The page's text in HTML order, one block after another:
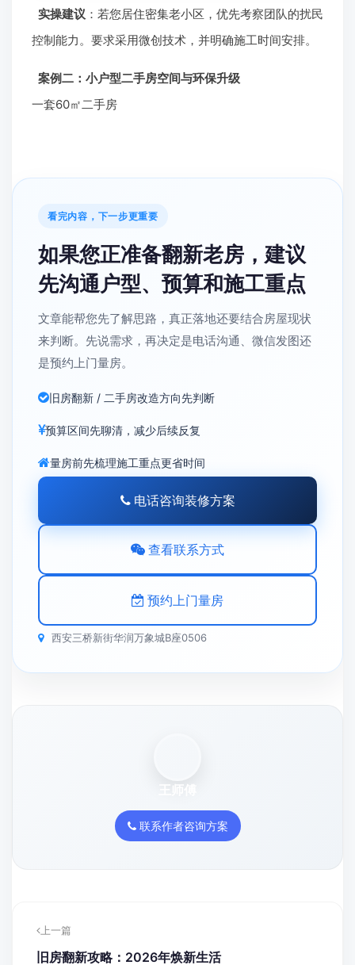
实操建议 ：若您居住密集老小区，优先考察团队的扰民
控制能力。要求采用微创技术，并明确施工时间安排。
案例二：小户型二手房空间与环保升级
一套60㎡二手房
看完内容，下一步更重要
如果您正准备翻新老房，建议
先沟通户型、预算和施工重点
文章能帮您先了解思路，真正落地还要结合房屋现状
来判断。先说需求，再决定是电话沟通、微信发图还
是预约上门量房。
旧房翻新 / 二手房改造方向先判断
预算区间先聊清，减少后续反复
量房前先梳理施工重点更省时间
电话咨询装修方案
查看联系方式
预约上门量房
西安三桥新街华润万象城B座0506
王师傅
联系作者咨询方案
上一篇
旧房翻新攻略：2026年焕新生活